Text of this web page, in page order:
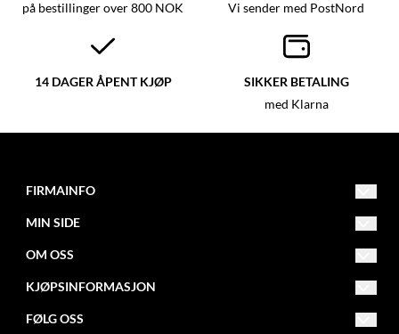
på bestillinger over 800 NOK Vi sender med PostNord
14 DAGER ÅPENT KJØP SIKKER BETALING
med Klarna
FIRMAINFO
post@fitnessfactory.no
Org.nr. 950642041
Fitness Factory
0902 Oslo
MIN SIDE
Opprett konto
Logg inn
OM OSS
Om oss
Butikk
KJØPSINFORMASJON
Levering
FØLG OSS